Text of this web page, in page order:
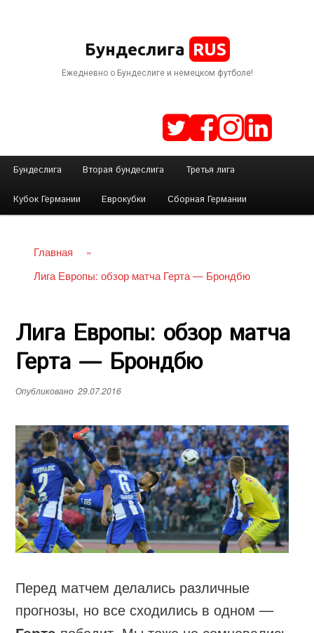
Бундеслига RUS
Ежедневно о Бундеслиге и немецком футболе!
Перейти
к
Бундеслига Вторая бундеслига Третья лига
Кубок Германии Еврокубки Сборная Германии
Главная »
Лига Европы: обзор матча Герта — Брондбю
Лига Европы: обзор матча
Герта — Брондбю
Опубликовано 29.07.2016
Перед матчем делались различные
прогнозы, но все сходились в одном —